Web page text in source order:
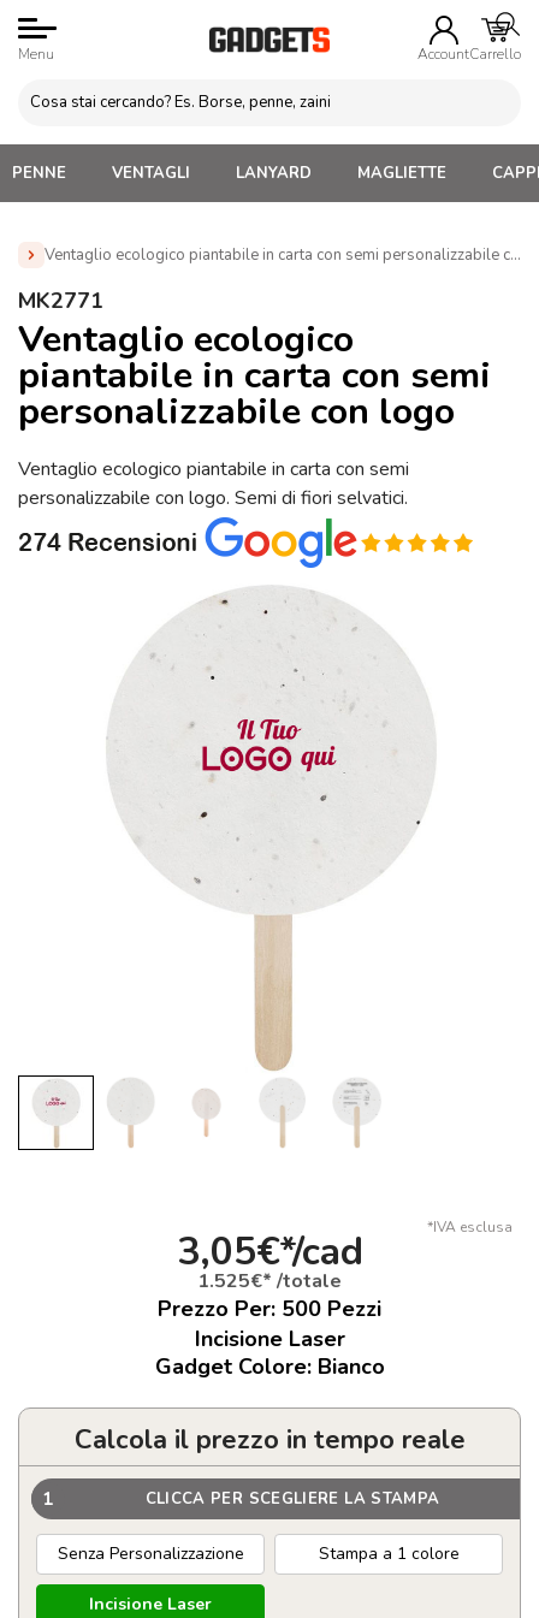
Menu AccountCarrello
PENNE VENTAGLI LANYARD MAGLIETTE
Ventaglio ecologico piantabile in carta con semi personalizzabile con
Home »
semi personalizzabile con logo (MK2771)
MK2771
Ventaglio ecologico
piantabile in carta con semi
personalizzabile con logo
Ventaglio ecologico piantabile in carta con semi
personalizzabile con logo. Semi di fiori selvatici.
*IVA esclusa
3,05€*/cad
1.525€* /totale
Prezzo Per: 500 Pezzi
Incisione Laser
Gadget Colore: Bianco
Calcola il prezzo in tempo reale
1 CLICCA PER SCEGLIERE LA STAMPA
Senza Personalizzazione Stampa a 1 colore
Incisione Laser